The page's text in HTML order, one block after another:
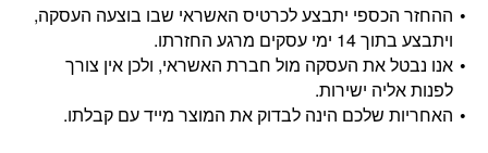
ההחזר הכספי יתבצע לכרטיס האשראי שבו בוצעה העסקה,
ויתבצע בתוך 14 ימי עסקים מרגע החזרתו.
אנו נבטל את העסקה מול חברת האשראי, ולכן אין צורך
לפנות אליה ישירות.
האחריות שלכם הינה לבדוק את המוצר מייד עם קבלתו.